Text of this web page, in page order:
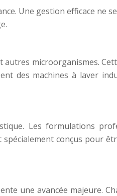
Une gestion efficace ne
microorganismes.
des machines à laver
Les formulations
conçus pour
une avancée majeure.